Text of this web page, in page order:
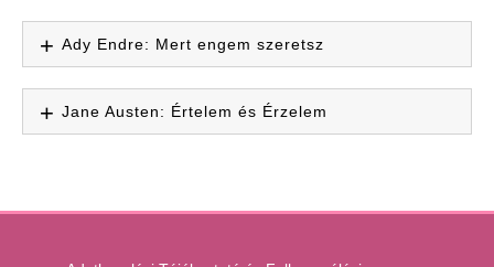
Ady Endre: Mert engem szeretsz
Jane Austen: Értelem és Érzelem